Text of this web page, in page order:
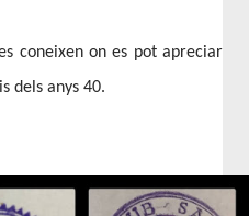
coneixen on es pot apreciar
dels anys 40.